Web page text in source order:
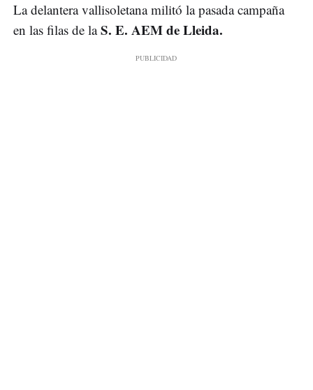
La delantera vallisoletana militó la pasada campaña
en las filas de laS. E. AEM de Lleida.